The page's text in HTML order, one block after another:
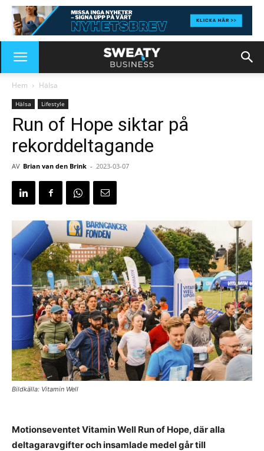
Hem Hälsa
Hälsa Lifestyle
Run of Hope siktar på
rekorddeltagande
AV Brian van den Brink - 2023-03-07
Bildkälla: Vitamin Well
Motionseventet Vitamin Well Run of Hope, där alla
deltagaravgifter och insamlade medel går till